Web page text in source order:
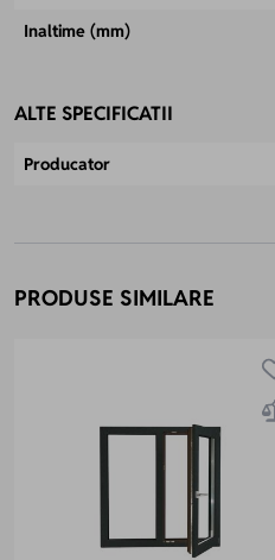
Inaltime (mm)
ALTE SPECIFICATII
Producator
PRODUSE SIMILARE